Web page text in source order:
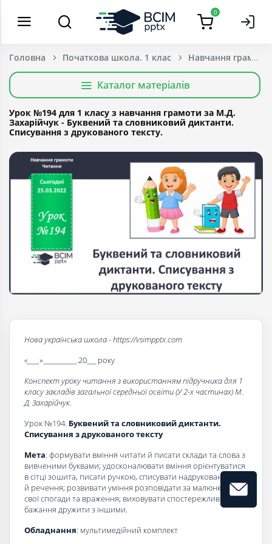
0
Головна Початкова школа. 1 клас Навчання грамоти
Каталог матеріалів
Урок №194 для 1 класу з навчання грамоти за М.Д.
Захарійчук - Буквений та словниковий диктанти.
Списування з друкованого тексту.
Нова українська школа - https://vsimpptx.com
«____ »___________.20___ року
Конспект уроку читання з використанням підручника для 1
класу закладів загальної середньої освіти (У 2-х частинах) М.
Д. Захарійчук.
Урок №194. Буквений та словниковий диктанти.
Списування з друкованого тексту
Мета: формувати вміння читати й писати склади та слова з
вивченими буквами; удосконалювати вміння орієнтуватися
в сітці зошита, писати ручкою, списувати надруковані слова
й речення; розвивати уміння розповідати за малюнком про
свої спогади та враження; виховувати спостережливість,
бажання дружити з іншими.
Обладнання: мультимедійний комплект